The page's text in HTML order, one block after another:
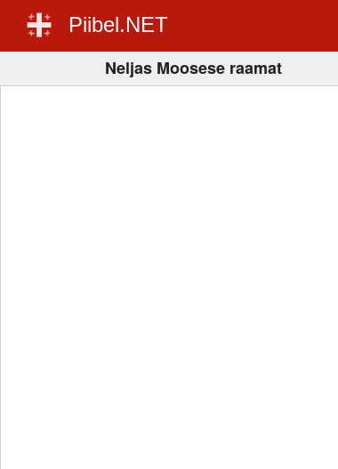
Piibel.NET
Neljas Moosese raamat